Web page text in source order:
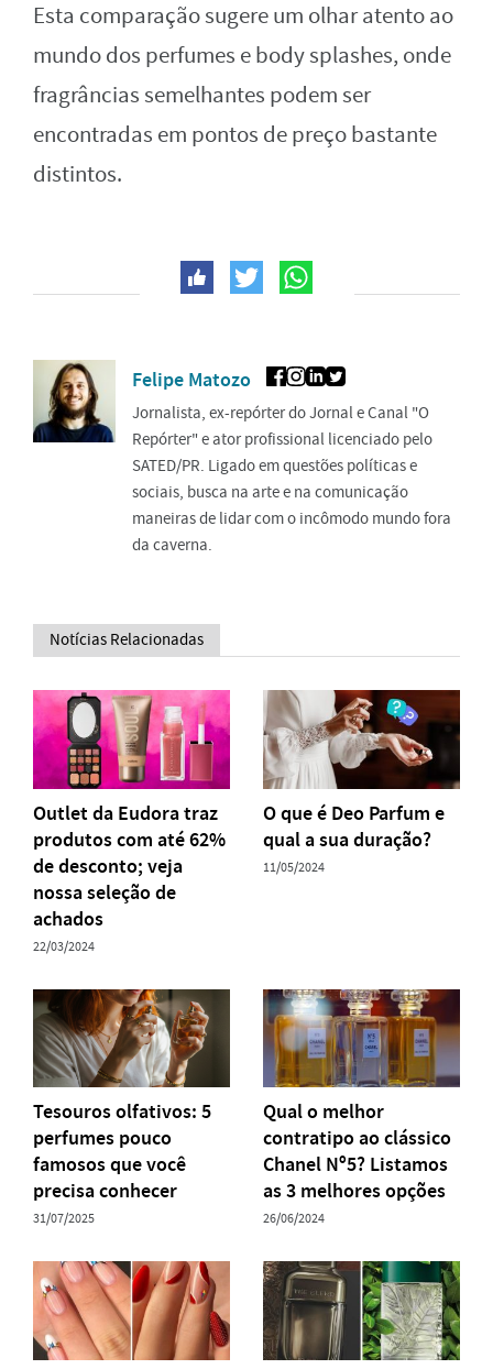
Esta comparação sugere um olhar atento ao
mundo dos perfumes e body splashes, onde
fragrâncias semelhantes podem ser
encontradas em pontos de preço bastante
distintos.
Felipe Matozo
Jornalista, ex-repórter do Jornal e Canal "O
Repórter" e ator profissional licenciado pelo
SATED/PR. Ligado em questões políticas e
sociais, busca na arte e na comunicação
maneiras de lidar com o incômodo mundo fora
da caverna.
Notícias Relacionadas
Outlet da Eudora traz
produtos com até 62%
de desconto; veja
nossa seleção de
achados
22/03/2024
O que é Deo Parfum e
qual a sua duração?
11/05/2024
Tesouros olfativos: 5
perfumes pouco
famosos que você
precisa conhecer
31/07/2025
Qual o melhor
contratipo ao clássico
Chanel Nº5? Listamos
as 3 melhores opções
26/06/2024